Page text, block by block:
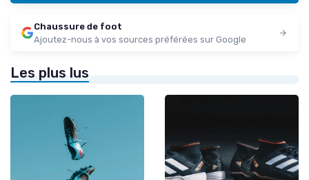
Chaussure de foot
Ajoutez-nous à vos sources préférées sur Google
Les plus lus